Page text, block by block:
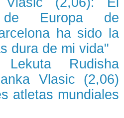
de Europa de
ha sido la
dura de mi vida"
Rudisha
Vlasic (2,06)
atletas mundiales